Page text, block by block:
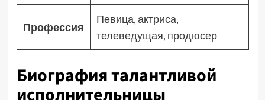
Профессия
Певица, актриса,
телеведущая, продюсер
Биография талантливой